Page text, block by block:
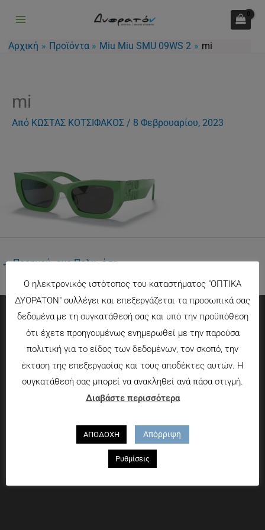
περιεχόμενο
Αρχική Προϊόντα Miu Miu SMU 09WS 2 mi
mi
Από ΚΩΣΤΑΣ ΚΟΤΣΙΦΑΚΟΣ / 8 Φεβρουαρίου, 2023
←Προηγούμενο Πολυμέσα
Πληροφορίες
Τρόποι πληρωμής
Τρόποι αποστολής
Πολιτική επιστροφών
Χαροκόπου 13-15, Αθήνα 176 72
Τηλ. 2109597894
Ο ηλεκτρονικός ιστότοπος του καταστήματος "ΟΠΤΙΚΑ
ΔΥΟΡΑΤΟΝ" συλλέγει και επεξεργάζεται τα προσωπικά σας
δεδομένα με τη συγκατάθεσή σας και υπό την προϋπόθεση
ότι έχετε προηγουμένως ενημερωθεί με την παρούσα
πολιτική για το είδος των δεδομένων, τον σκοπό, την
έκταση της επεξεργασίας και τους αποδέκτες αυτών. Η
συγκατάθεσή σας μπορεί να ανακληθεί ανά πάσα στιγμή.
Διαβάστε περισσότερα
ΑΠΟΔΟΧΗ Απόρριψη
Ρυθμίσεις